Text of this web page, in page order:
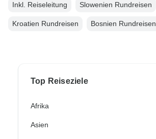
Inkl. Reiseleitung Slowenien Rundreisen
Kroatien Rundreisen Bosnien Rundreisen
Top Reiseziele
Afrika
Asien